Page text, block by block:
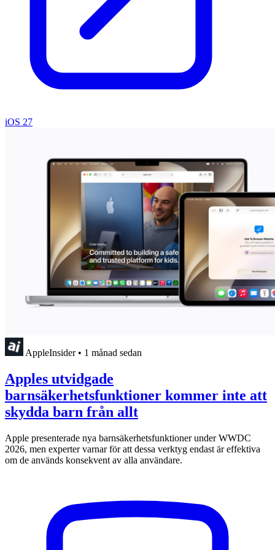
iOS 27
AppleInsider • 1 månad sedan
Apples utvidgade
barnsäkerhetsfunktioner kommer inte att
skydda barn från allt
Apple presenterade nya barnsäkerhetsfunktioner under WWDC
2026, men experter varnar för att dessa verktyg endast är effektiva
om de används konsekvent av alla användare.